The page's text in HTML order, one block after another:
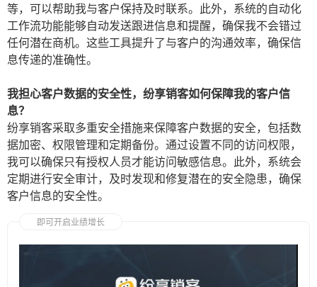
等，可以帮助我与客户保持及时联系。此外，系统的自动化
工作流功能能够自动发送跟进信息和提醒，确保我不会错过
任何潜在商机。这些工具提升了与客户的沟通效率，确保信
息传递的准确性。
我担心客户数据的安全性，纷享销客如何保障我的客户信
息？
纷享销客采取多重安全措施来保障客户数据的安全，包括数
据加密、权限管理和定期备份。通过设置不同的访问权限，
我可以确保只有授权人员才能访问敏感信息。此外，系统会
定期进行安全审计，及时发现和修复潜在的安全隐患，确保
客户信息的安全性。
即可开启业绩增长